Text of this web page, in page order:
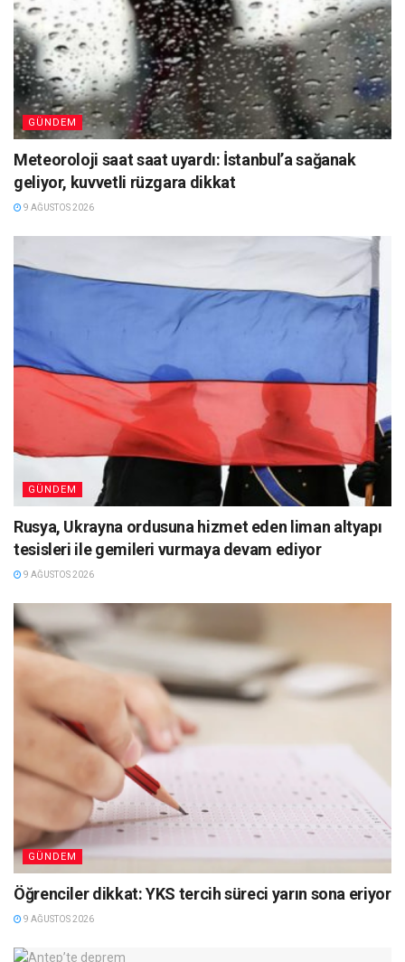
GÜNDEM
Meteoroloji saat saat uyardı: İstanbul’a sağanak
geliyor, kuvvetli rüzgara dikkat
9 AĞUSTOS 2026
GÜNDEM
Rusya, Ukrayna ordusuna hizmet eden liman altyapı
tesisleri ile gemileri vurmaya devam ediyor
9 AĞUSTOS 2026
GÜNDEM
Öğrenciler dikkat: YKS tercih süreci yarın sona eriyor
9 AĞUSTOS 2026